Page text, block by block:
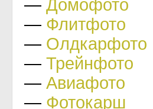
— Домофото
— Флитфото
— Олдкарфото
— Трейнфото
— Авиафото
— Фотокарш